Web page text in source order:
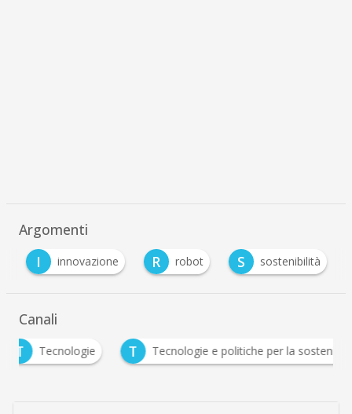
Argomenti
I innovazione R robot S sostenibilità
Canali
Tecnologie T Tecnologie e politiche per la sostenibilità